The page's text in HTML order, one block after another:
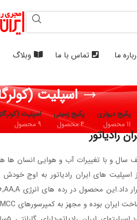
ما تماس با ما وبلاگ
اسپلیت
پکیج دیواری
11 محصول
پکیج زمینی
4 محصول
اسپلیت
9 محصول
رادیاتور
سال و با تغییرات آب و هوایی انسان ها
اسپلیت های ایران رادیاتور به اوج